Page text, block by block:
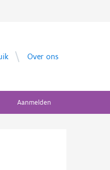
Over ons
Aanmelden